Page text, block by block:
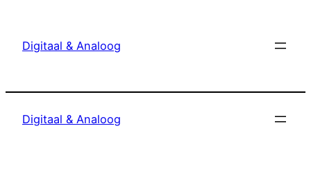
Digitaal & Analoog
Digitaal & Analoog